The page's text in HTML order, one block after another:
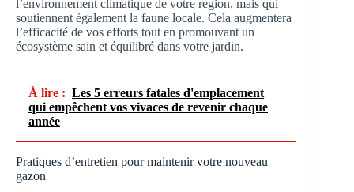
l’environnement climatique de votre région, mais qui
soutiennent également la faune locale. Cela augmentera
l’efficacité de vos efforts tout en promouvant un
écosystème sain et équilibré dans votre jardin.
À lire : Les 5 erreurs fatales d'emplacement
qui empêchent vos vivaces de revenir chaque
année
Pratiques d’entretien pour maintenir votre nouveau
gazon